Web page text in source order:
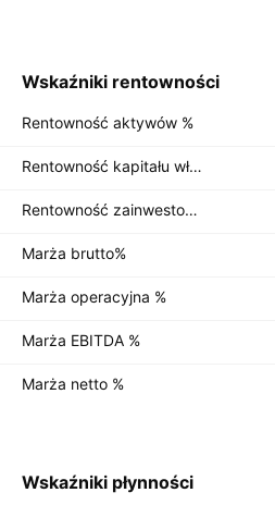
Wskaźniki rentowności
Rentowność aktywów %
Rentowność kapitału własnego %
Rentowność zainwestowanego kapitału %
Marża brutto%
Marża operacyjna %
Marża EBITDA %
Marża netto %
Wskaźniki płynności